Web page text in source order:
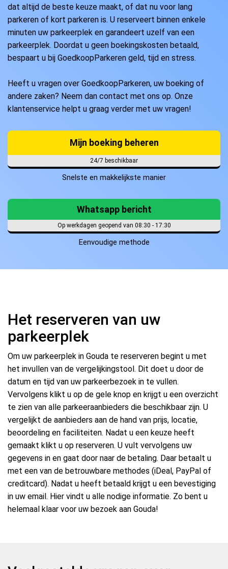
dat altijd de beste keuze maakt, of dat nu voor lang
parkeren of kort parkeren is. U reserveert binnen enkele
minuten uw parkeerplek en garandeert uzelf van een
parkeerplek. Doordat u geen boekingskosten betaald,
bespaart u bij GoedkoopParkeren geld, tijd en stress.
Heeft u vragen over GoedkoopParkeren, uw boeking of
andere zaken? Neem dan contact met ons op. Onze
klantenservice helpt u graag verder met uw vragen!
Mijn boeking beheren
24/7 beschikbaar
Snelste en makkelijkste manier
Whatsapp bericht
Op werkdagen geopend van 08:30 - 17:30
Eenvoudige methode
Het reserveren van uw
parkeerplek
Om uw parkeerplek in Gouda te reserveren begint u met
het invullen van de vergelijkingstool. Dit doet u door de
datum en tijd van uw parkeerbezoek in te vullen.
Vervolgens klikt u op de gele knop en krijgt u een overzicht
te zien van alle parkeeraanbieders die beschikbaar zijn. U
vergelijkt de aanbieders aan de hand van prijs, locatie,
beoordeling en faciliteiten. Nadat u een keuze heeft
gemaakt klikt u op reserveren. U vult vervolgens uw
gegevens in en gaat door naar de betaling. Daar betaalt u
met een van de betrouwbare methodes (iDeal, PayPal of
creditcard). Nadat u heeft betaald krijgt u een bevestiging
in uw email. Hier vindt u alle nodige informatie. Zo bent u
helemaal klaar voor uw bezoek aan Gouda!